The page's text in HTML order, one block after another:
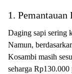
1.
Daging sapi sering
Namun,
Kosambi masih
seharga